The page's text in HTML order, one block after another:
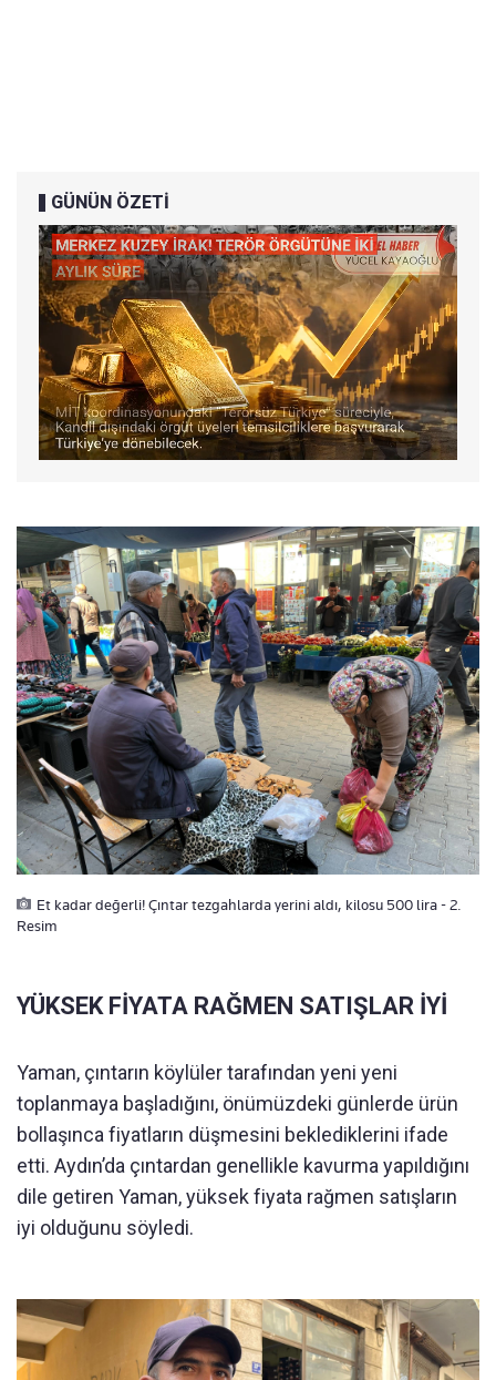
GÜNÜN ÖZETİ
Et kadar değerli! Çıntar tezgahlarda yerini aldı, kilosu 500 lira - 2.
Resim
YÜKSEK FİYATA RAĞMEN SATIŞLAR İYİ
Yaman, çıntarın köylüler tarafından yeni yeni
toplanmaya başladığını, önümüzdeki günlerde ürün
bollaşınca fiyatların düşmesini beklediklerini ifade
etti. Aydın’da çıntardan genellikle kavurma yapıldığını
dile getiren Yaman, yüksek fiyata rağmen satışların
iyi olduğunu söyledi.